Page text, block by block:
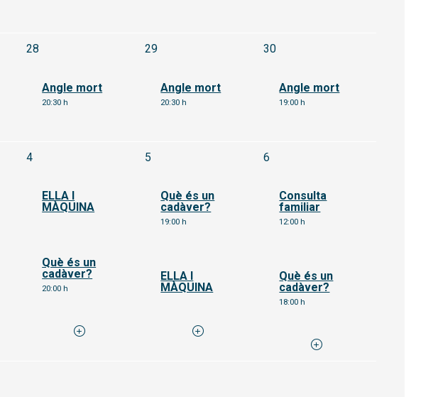
28Divendres 28 d'agost
Angle mort
20:30 h
29Dissabte 29 d'agost
Angle mort
20:30 h
30Diumenge 30 d'agost
Angle mort
19:00 h
4Divendres 4 de setembre
ELLA I
MÀQUINA
Què és un
cadàver?
20:00 h
5Dissabte 5 de setembre
Què és un
cadàver?
19:00 h
ELLA I
MÀQUINA
6Diumenge 6 de setembre
Consulta
familiar
12:00 h
Què és un
cadàver?
18:00 h